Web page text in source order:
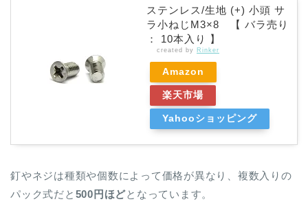
ステンレス/生地 (+) 小頭 サ
ラ小ねじM3×8 【 バラ売り
： 10本入り 】
created by Rinker
Amazon
楽天市場
Yahooショッピング
釘やネジは種類や個数によって価格が異なり、複数入りの
パック式だと 500円ほどとなっています。